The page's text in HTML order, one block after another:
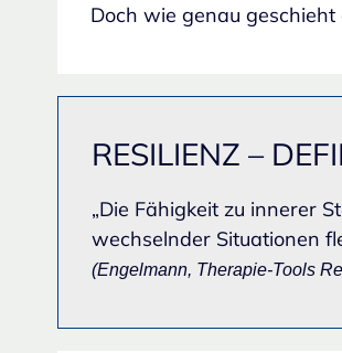
Doch wie genau geschieht
RESILIENZ –
„Die Fähigkeit zu innerer
wechselnder Situationen
(Engelmann, Therapie-Tools